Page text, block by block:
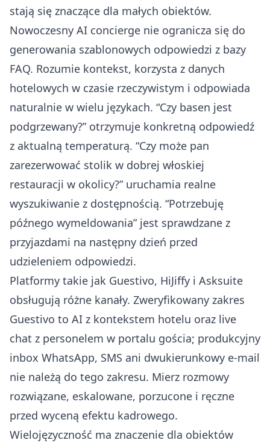
stają się znaczące dla małych obiektów.
Nowoczesny AI concierge nie ogranicza się do
generowania szablonowych odpowiedzi z bazy
FAQ. Rozumie kontekst, korzysta z danych
hotelowych w czasie rzeczywistym i odpowiada
naturalnie w wielu językach. “Czy basen jest
podgrzewany?” otrzymuje konkretną odpowiedź
z aktualną temperaturą. “Czy może pan
zarezerwować stolik w dobrej włoskiej
restauracji w okolicy?” uruchamia realne
wyszukiwanie z dostępnością. “Potrzebuję
późnego wymeldowania” jest sprawdzane z
przyjazdami na następny dzień przed
udzieleniem odpowiedzi.
Platformy takie jak Guestivo, HiJiffy i Asksuite
obsługują różne kanały. Zweryfikowany zakres
Guestivo to AI z kontekstem hotelu oraz live
chat z personelem w portalu gościa; produkcyjny
inbox WhatsApp, SMS ani dwukierunkowy e-mail
nie należą do tego zakresu. Mierz rozmowy
rozwiązane, eskalowane, porzucone i ręczne
przed wyceną efektu kadrowego.
Wielojęzyczność ma znaczenie dla obiektów